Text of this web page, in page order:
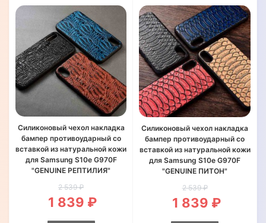
Силиконовый чехол накладка
бампер противоударный со
вставкой из натуральной кожи
для Samsung S10e G970F
"GENUINE РЕПТИЛИЯ"
2 539 ₽
1 839 ₽
Силиконовый чехол накладка
бампер противоударный со
вставкой из натуральной кожи
для Samsung S10e G970F
"GENUINE ПИТОН"
2 539 ₽
1 839 ₽